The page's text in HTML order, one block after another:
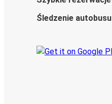
Śledzenie autobusu